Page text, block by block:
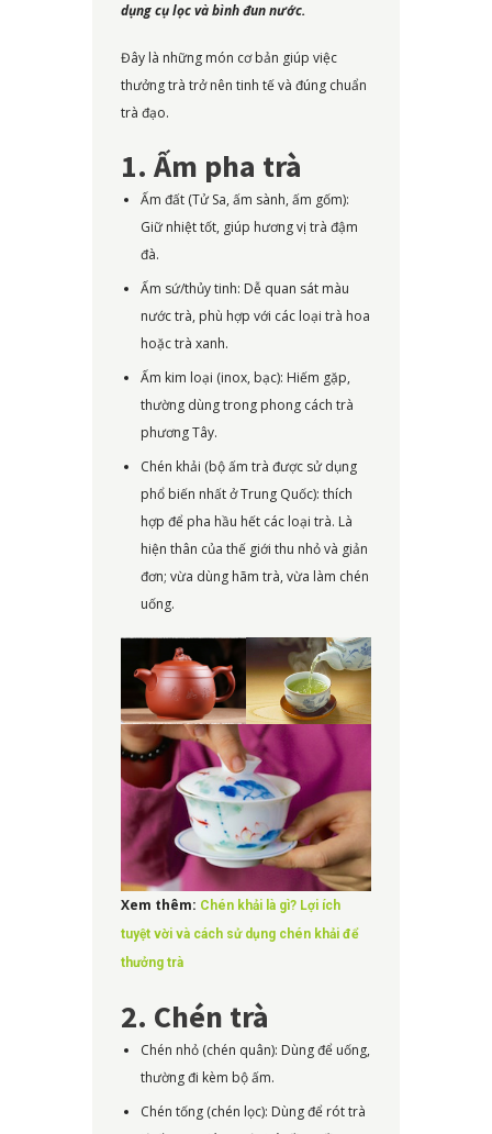
dụng cụ lọc và bình đun nước.
Đây là những món cơ bản giúp việc
thưởng trà trở nên tinh tế và đúng chuẩn
trà đạo.
1. Ấm pha trà
Ấm đất (Tử Sa, ấm sành, ấm gốm):
Giữ nhiệt tốt, giúp hương vị trà đậm
đà.
Ấm sứ/thủy tinh: Dễ quan sát màu
nước trà, phù hợp với các loại trà hoa
hoặc trà xanh.
Ấm kim loại (inox, bạc): Hiếm gặp,
thường dùng trong phong cách trà
phương Tây.
Chén khải (bộ ấm trà được sử dụng
phổ biến nhất ở Trung Quốc): thích
hợp để pha hầu hết các loại trà. Là
hiện thân của thế giới thu nhỏ và giản
đơn; vừa dùng hãm trà, vừa làm chén
uống.
Xem thêm: Chén khải là gì? Lợi ích
tuyệt vời và cách sử dụng chén khải để
thưởng trà
2. Chén trà
Chén nhỏ (chén quân): Dùng để uống,
thường đi kèm bộ ấm.
Chén tống (chén lọc): Dùng để rót trà